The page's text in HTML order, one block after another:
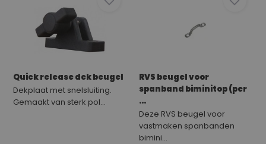
Quick release dek beugel
Dekplaat met snelsluiting.
Gemaakt van sterk pol...
RVS beugel voor
spanband biminitop (per
...
Deze RVS beugel voor
vastmaken spanbanden
bimini...